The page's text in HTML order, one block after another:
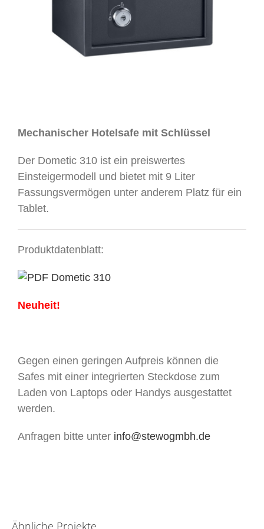
Mechanischer Hotelsafe mit Schlüssel
Der Dometic 310 ist ein preiswertes
Einsteigermodell und bietet mit 9 Liter
Fassungsvermögen unter anderem Platz für ein
Tablet.
Produktdatenblatt:
Dometic 310
Neuheit!
Gegen einen geringen Aufpreis können die
Safes mit einer integrierten Steckdose zum
Laden von Laptops oder Handys ausgestattet
werden.
Anfragen bitte unter info@stewogmbh.de
Ähnliche Projekte